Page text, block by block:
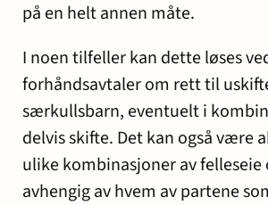
på en helt annen måte.
I noen tilfeller kan dette løses
forhåndsavtaler om rett til
særkullsbarn, eventuelt i
delvis skifte. Det kan også være
ulike kombinasjoner av
avhengig av hvem av partene